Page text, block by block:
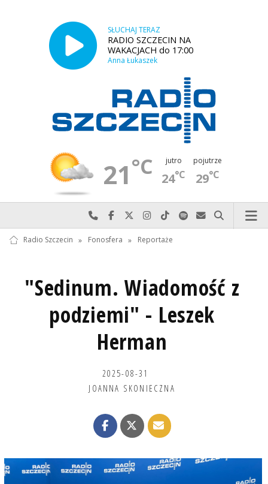
SŁUCHAJ TERAZ
RADIO SZCZECIN NA
WAKACJACH do 17:00
Anna Łukaszek
21°C jutro
24°C
pojutrze
29°C
Najlepiej po prostu do nas zadzwoń
Odwiedź nas na Facebook-u
Odwiedź nas na X
Odwiedź nas na Instagram-ie
Odwiedź nas na TikTok-u
Szukaj nas na Spotify
Wyślij do nas
Szukaj
Radio Szczecin » Fonosfera » Reportaże
"Sedinum. Wiadomość z
podziemi" - Leszek
Herman
2025-08-31
JOANNA SKONIECZNA